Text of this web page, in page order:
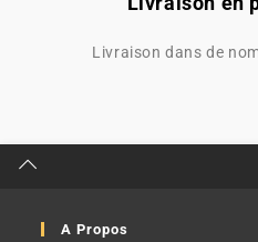
Livraison dans de
A Propos